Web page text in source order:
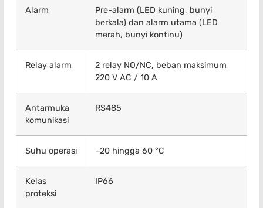
Alarm
Pre-alarm (LED kuning, bunyi
berkala) dan alarm utama (LED
merah, bunyi kontinu)
Relay alarm
2 relay NO/NC, beban maksimum
220 V AC / 10 A
Antarmuka
komunikasi
RS485
Suhu operasi −20 hingga 60 °C
Kelas
proteksi
IP66